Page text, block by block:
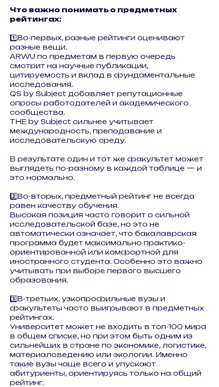
Что важно понимать о предметных
рейтингах:
1️⃣Во-первых, разные рейтинги оценивают
разные вещи.
ARWU по предметам в первую очередь
смотрит на научные публикации,
цитируемость и вклад в фундаментальные
исследования.
QS by Subject добавляет репутационные
опросы работодателей и академического
сообщества.
THE by Subject сильнее учитывает
международность, преподавание и
исследовательскую среду.
В результате один и тот же факультет может
выглядеть по-разному в каждой таблице — и
это нормально.
2️⃣Во-вторых, предметный рейтинг не всегда
равен качеству обучения.
Высокая позиция часто говорит о сильной
исследовательской базе, но это не
автоматически означает, что бакалаврская
программа будет максимально практико-
ориентированной или комфортной для
иностранного студента. Особенно это важно
учитывать при выборе первого высшего
образования.
3️⃣В-третьих, узкопрофильные вузы и
факультеты часто выигрывают в предметных
рейтингах.
Университет может не входить в топ-100 мира
в общем списке, но при этом быть одним из
сильнейших в стране по экономике, логистике,
материаловедению или экологии. Именно
такие вузы чаще всего и упускают
абитуриенты, ориентируясь только на общий
рейтинг.